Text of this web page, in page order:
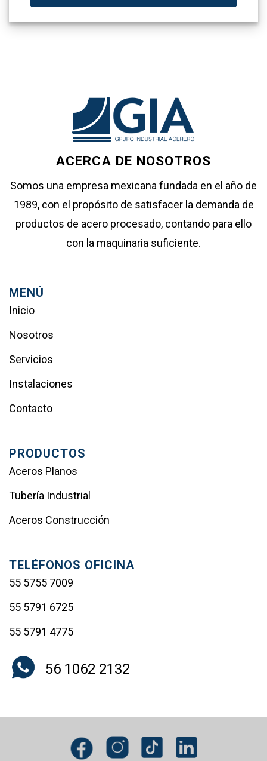
ACERCA DE NOSOTROS
Somos una empresa mexicana fundada en el año de
1989, con el propósito de satisfacer la demanda de
productos de acero procesado, contando para ello
con la maquinaria suficiente.
MENÚ
Inicio
Nosotros
Servicios
Instalaciones
Contacto
PRODUCTOS
Aceros Planos
Tubería Industrial
Aceros Construcción
TELÉFONOS OFICINA
55 5755 7009
55 5791 6725
55 5791 4775
56 1062 2132